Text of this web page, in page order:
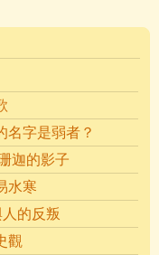
名字是弱者？
迦的影子
水寒
的反叛
觀